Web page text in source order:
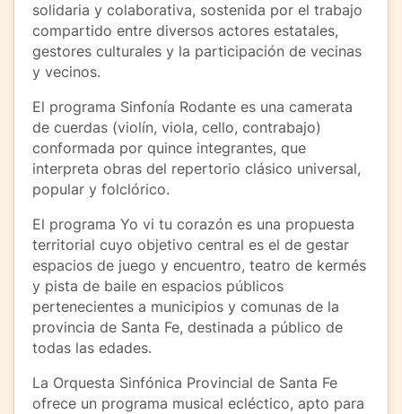
solidaria y colaborativa, sostenida por el trabajo
compartido entre diversos actores estatales,
gestores culturales y la participación de vecinas
y vecinos.
El programa Sinfonía Rodante es una camerata
de cuerdas (violín, viola, cello, contrabajo)
conformada por quince integrantes, que
interpreta obras del repertorio clásico universal,
popular y folclórico.
El programa Yo vi tu corazón es una propuesta
territorial cuyo objetivo central es el de gestar
espacios de juego y encuentro, teatro de kermés
y pista de baile en espacios públicos
pertenecientes a municipios y comunas de la
provincia de Santa Fe, destinada a público de
todas las edades.
La Orquesta Sinfónica Provincial de Santa Fe
ofrece un programa musical ecléctico, apto para